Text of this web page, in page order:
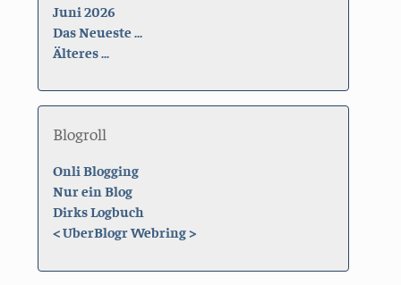
Juni 2026
Das Neueste ...
Älteres ...
Blogroll
Onli Blogging
Nur ein Blog
Dirks Logbuch
<UberBlogr Webring>